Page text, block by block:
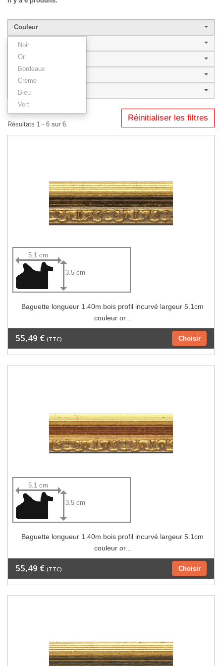
Couleur
Noir
Or
Bordeaux
Creme
Bleu
Vert
Largeur de baguette
Style
Type
Réinitialiser les filtres
Résultats 1 - 6 sur 6.
5.1 cm
3.5 cm
Baguette longueur 1.40m bois profil incurvé largeur 5.1cm
couleur or...
Choisir
55,49 € (TTC)
5.1 cm
3.5 cm
Baguette longueur 1.40m bois profil incurvé largeur 5.1cm
couleur or...
Choisir
55,49 € (TTC)